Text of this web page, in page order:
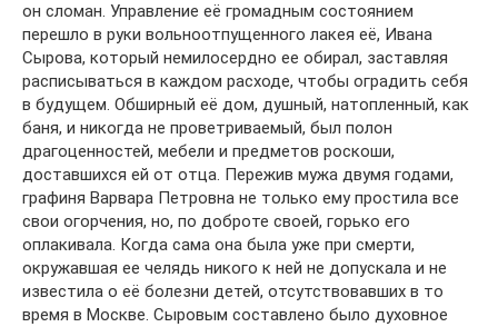
он сломан. Управление её громадным состоянием
перешло в руки вольноотпущенного лакея её, Ивана
Сырова, который немилосердно ее обирал, заставляя
расписываться в каждом расходе, чтобы оградить себя
в будущем. Обширный её дом, душный, натопленный, как
баня, и никогда не проветриваемый, был полон
драгоценностей, мебели и предметов роскоши,
доставшихся ей от отца. Пережив мужа двумя годами,
графиня Варвара Петровна не только ему простила все
свои огорчения, но, по доброте своей, горько его
оплакивала. Когда сама она была уже при смерти,
окружавшая ее челядь никого к ней не допускала и не
известила о её болезни детей, отсутствовавших в то
время в Москве. Сыровым составлено было духовное